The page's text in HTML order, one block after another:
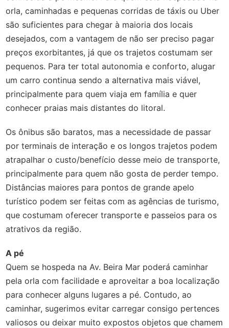
orla, caminhadas e pequenas corridas de táxis ou Uber
são suficientes para chegar à maioria dos locais
desejados, com a vantagem de não ser preciso pagar
preços exorbitantes, já que os trajetos costumam ser
pequenos. Para ter total autonomia e conforto, alugar
um carro continua sendo a alternativa mais viável,
principalmente para quem viaja em família e quer
conhecer praias mais distantes do litoral.
Os ônibus são baratos, mas a necessidade de passar
por terminais de interação e os longos trajetos podem
atrapalhar o custo/benefício desse meio de transporte,
principalmente para quem não gosta de perder tempo.
Distâncias maiores para pontos de grande apelo
turístico podem ser feitas com as agências de turismo,
que costumam oferecer transporte e passeios para os
atrativos da região.
A pé
Quem se hospeda na Av. Beira Mar poderá caminhar
pela orla com facilidade e aproveitar a boa localização
para conhecer alguns lugares a pé. Contudo, ao
caminhar, sugerimos evitar carregar consigo pertences
valiosos ou deixar muito expostos objetos que chamem